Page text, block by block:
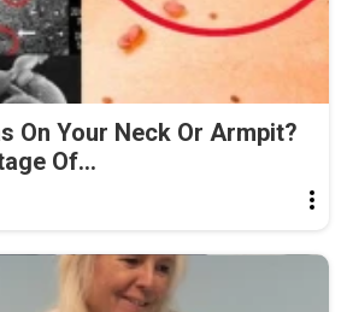
On Your Neck Or Armpit?
Of...